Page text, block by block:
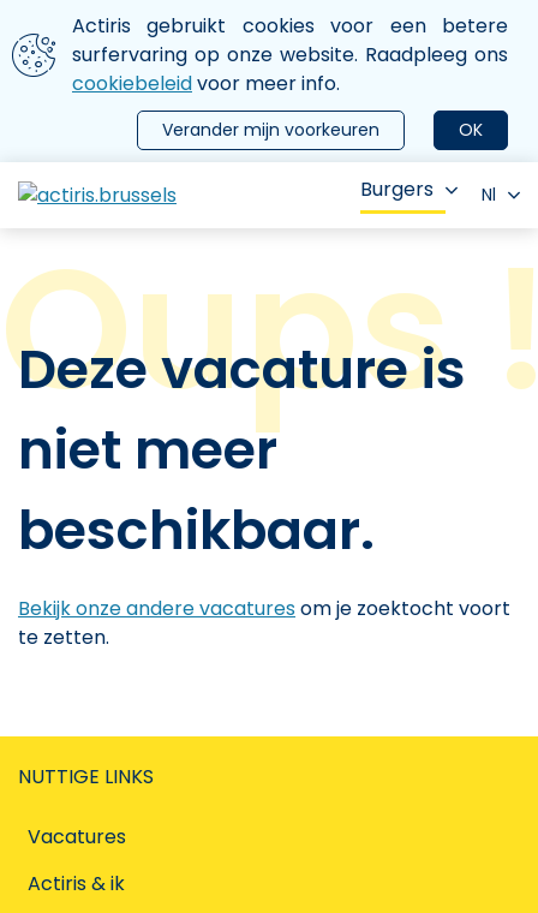
Aller au contenu principal
We gebruiken cookies
Actiris gebruikt cookies voor een betere
surfervaring op onze website. Raadpleeg ons
cookiebeleidvoor meer info.
OK
Verander mijn voorkeuren
le menu
Burgers Nl
Deze vacature is
niet meer
beschikbaar.
Bekijk onze andere vacaturesom je zoektocht voort
te zetten.
NUTTIGE LINKS
Vacatures
Actiris & ik